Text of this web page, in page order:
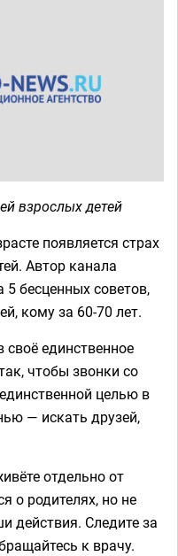
взрослых детей
появляется страх
Автор канала
5 бесценных советов,
кому за 60-70 лет.
своё единственное
чтобы звонки со
целью в
— искать друзей,
отдельно от
о родителях, но не
действия. Следите за
к врачу.